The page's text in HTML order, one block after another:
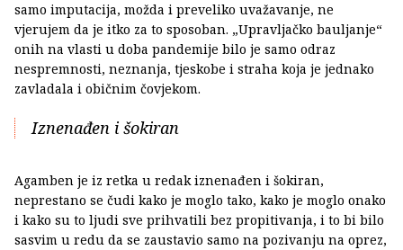
samo imputacija, možda i preveliko uvažavanje, ne
vjerujem da je itko za to sposoban. „Upravljačko bauljanje“
onih na vlasti u doba pandemije bilo je samo odraz
nespremnosti, neznanja, tjeskobe i straha koja je jednako
zavladala i običnim čovjekom.
Iznenađen i šokiran
Agamben je iz retka u redak iznenađen i šokiran,
neprestano se čudi kako je moglo tako, kako je moglo onako
i kako su to ljudi sve prihvatili bez propitivanja, i to bi bilo
sasvim u redu da se zaustavio samo na pozivanju na oprez,